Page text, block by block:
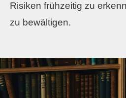
Risiken frühzeitig zu
zu bewältigen.